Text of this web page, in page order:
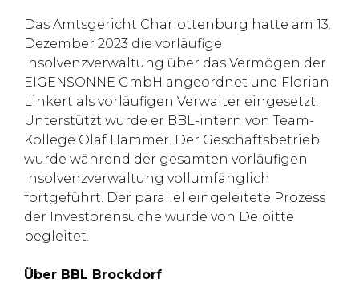
Das Amtsgericht Charlottenburg hatte am 13.
Dezember 2023 die vorläufige
Insolvenzverwaltung über das Vermögen der
EIGENSONNE GmbH angeordnet und Florian
Linkert als vorläufigen Verwalter eingesetzt.
Unterstützt wurde er BBL-intern von Team-
Kollege Olaf Hammer. Der Geschäftsbetrieb
wurde während der gesamten vorläufigen
Insolvenzverwaltung vollumfänglich
fortgeführt. Der parallel eingeleitete Prozess
der Investorensuche wurde von Deloitte
begleitet.
Über BBL Brockdorf